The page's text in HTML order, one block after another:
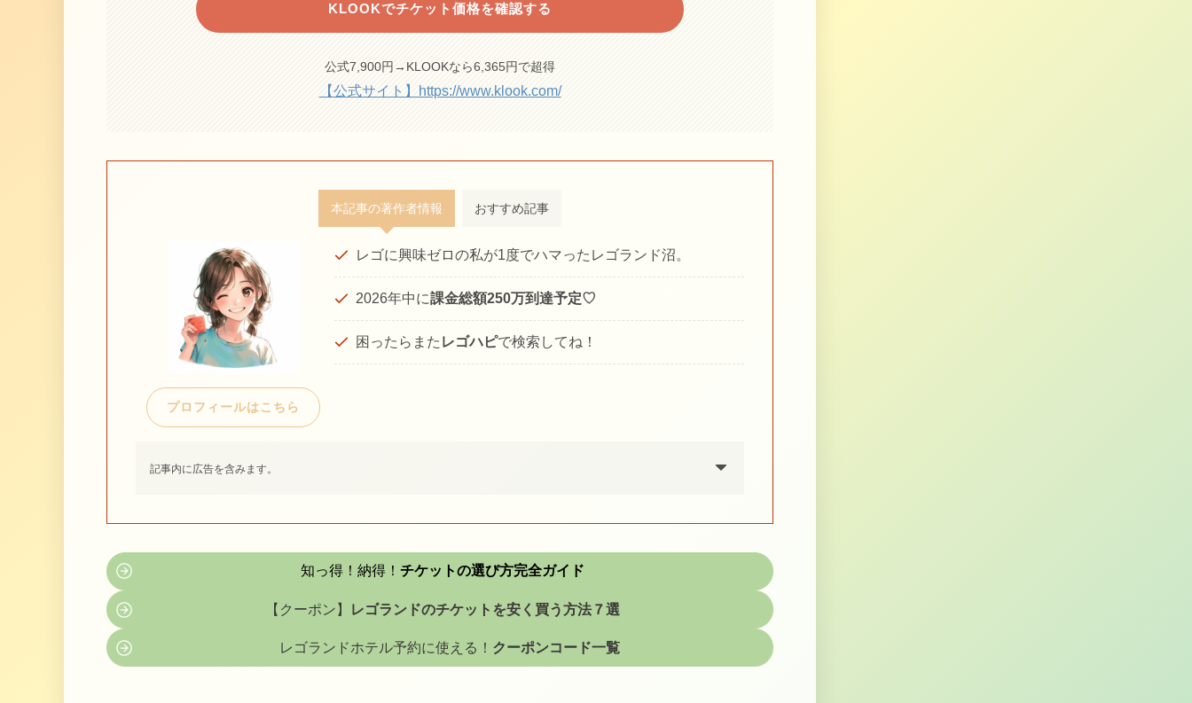
KLOOKでチケット価格を確認する
公式7,900円→KLOOKなら6,365円で超得
【公式サイト】https://www.klook.com/
本記事の著作者情報 おすすめ記事
プロフィールはこちら
レゴに興味ゼロの私が1度でハマったレゴランド沼。
2026年中に課金総額250万到達予定♡
困ったらまた レゴハピで検索してね！
記事内に広告を含みます。
知っ得！納得！ チケットの選び方完全ガイド
【クーポン】 レゴランドのチケットを安く買う方法７選
レゴランドホテル予約に使える！ クーポンコード一覧